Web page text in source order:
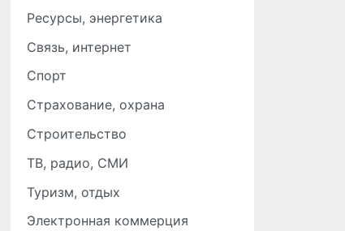
Ресурсы, энергетика
Связь, интернет
Спорт
Страхование, охрана
Строительство
ТВ, радио, СМИ
Туризм, отдых
Электронная коммерция